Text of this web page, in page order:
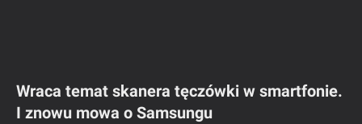
Wraca temat skanera tęczówki w smartfonie.
I znowu mowa o Samsungu